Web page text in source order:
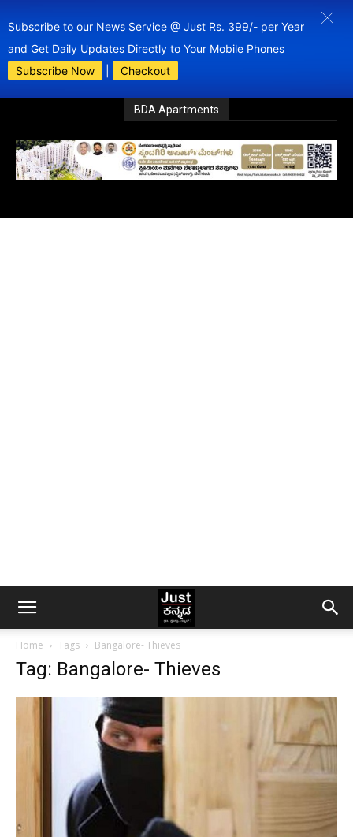
Subscribe to our News Service @ Just Rs. 399/- per Year
and Get Daily Updates Directly to Your Mobile Phones
Subscribe Now
Checkout
BDA Apartments
Home Tags Bangalore- Thieves
Tag: Bangalore- Thieves